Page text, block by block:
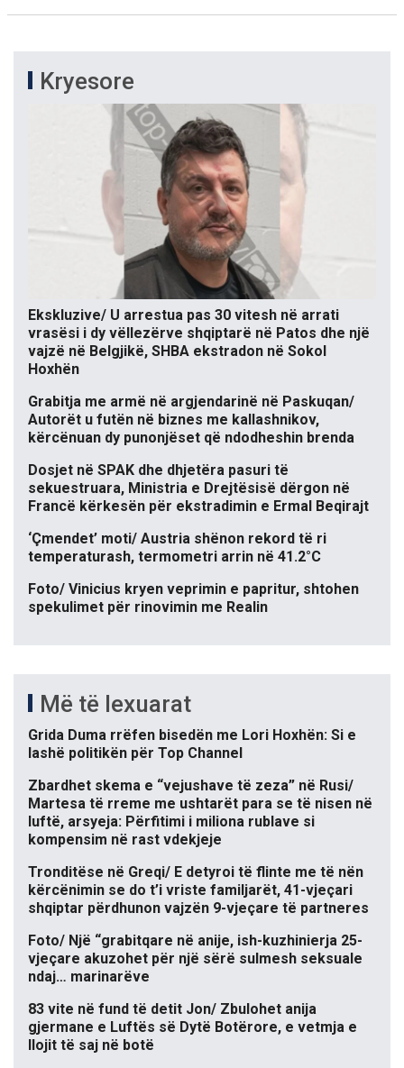
Kryesore
Ekskluzive/ U arrestua pas 30 vitesh në arrati
vrasësi i dy vëllezërve shqiptarë në Patos dhe një
vajzë në Belgjikë, SHBA ekstradon në Sokol
Hoxhën
Grabitja me armë në argjendarinë në Paskuqan/
Autorët u futën në biznes me kallashnikov,
kërcënuan dy punonjëset që ndodheshin brenda
Dosjet në SPAK dhe dhjetëra pasuri të
sekuestruara, Ministria e Drejtësisë dërgon në
Francë kërkesën për ekstradimin e Ermal Beqirajt
‘Çmendet’ moti/ Austria shënon rekord të ri
temperaturash, termometri arrin në 41.2°C
Foto/ Vinicius kryen veprimin e papritur, shtohen
spekulimet për rinovimin me Realin
Më të lexuarat
Grida Duma rrëfen bisedën me Lori Hoxhën: Si e
lashë politikën për Top Channel
Zbardhet skema e “vejushave të zeza” në Rusi/
Martesa të rreme me ushtarët para se të nisen në
luftë, arsyeja: Përfitimi i miliona rublave si
kompensim në rast vdekjeje
Tronditëse në Greqi/ E detyroi të flinte me të nën
kërcënimin se do t’i vriste familjarët, 41-vjeçari
shqiptar përdhunon vajzën 9-vjeçare të partneres
Foto/ Një “grabitqare në anije, ish-kuzhinierja 25-
vjeçare akuzohet për një sërë sulmesh seksuale
ndaj… marinarëve
83 vite në fund të detit Jon/ Zbulohet anija
gjermane e Luftës së Dytë Botërore, e vetmja e
llojit të saj në botë